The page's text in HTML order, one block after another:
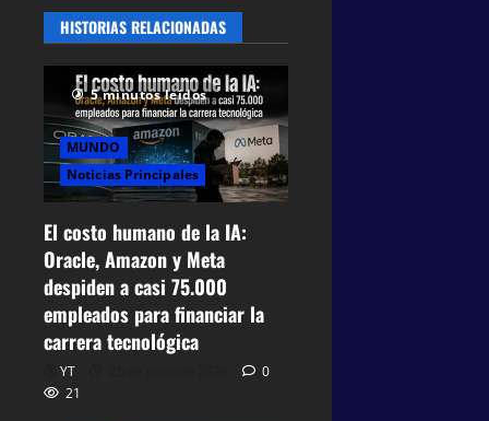
prevención y
humor
2026
0
63
HISTORIAS RELACIONADAS
5 minutos leídos
MUNDO
Noticias Principales
El costo humano de la IA:
Oracle, Amazon y Meta
despiden a casi 75.000
empleados para financiar la
carrera tecnológica
YT
0
21